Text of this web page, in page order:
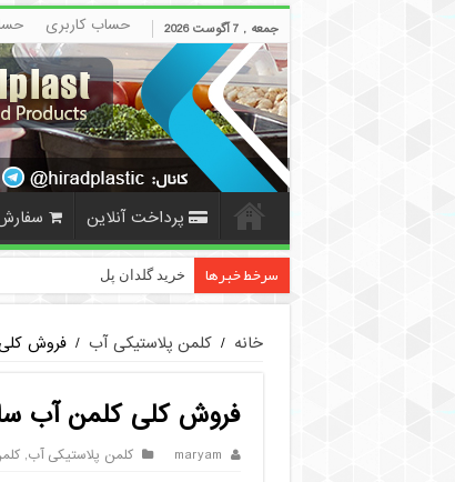
جمعه , 7 آگوست 2026 حساب کاربری
پرداخت آنلاین
سرخط خبرها خرید گلدان پلاستیکی نشا به
خانه / کلمن پلاستیکی آب / فروش
فروش کلی کلمن آب
maryam کلمن پلاستیکی آب,